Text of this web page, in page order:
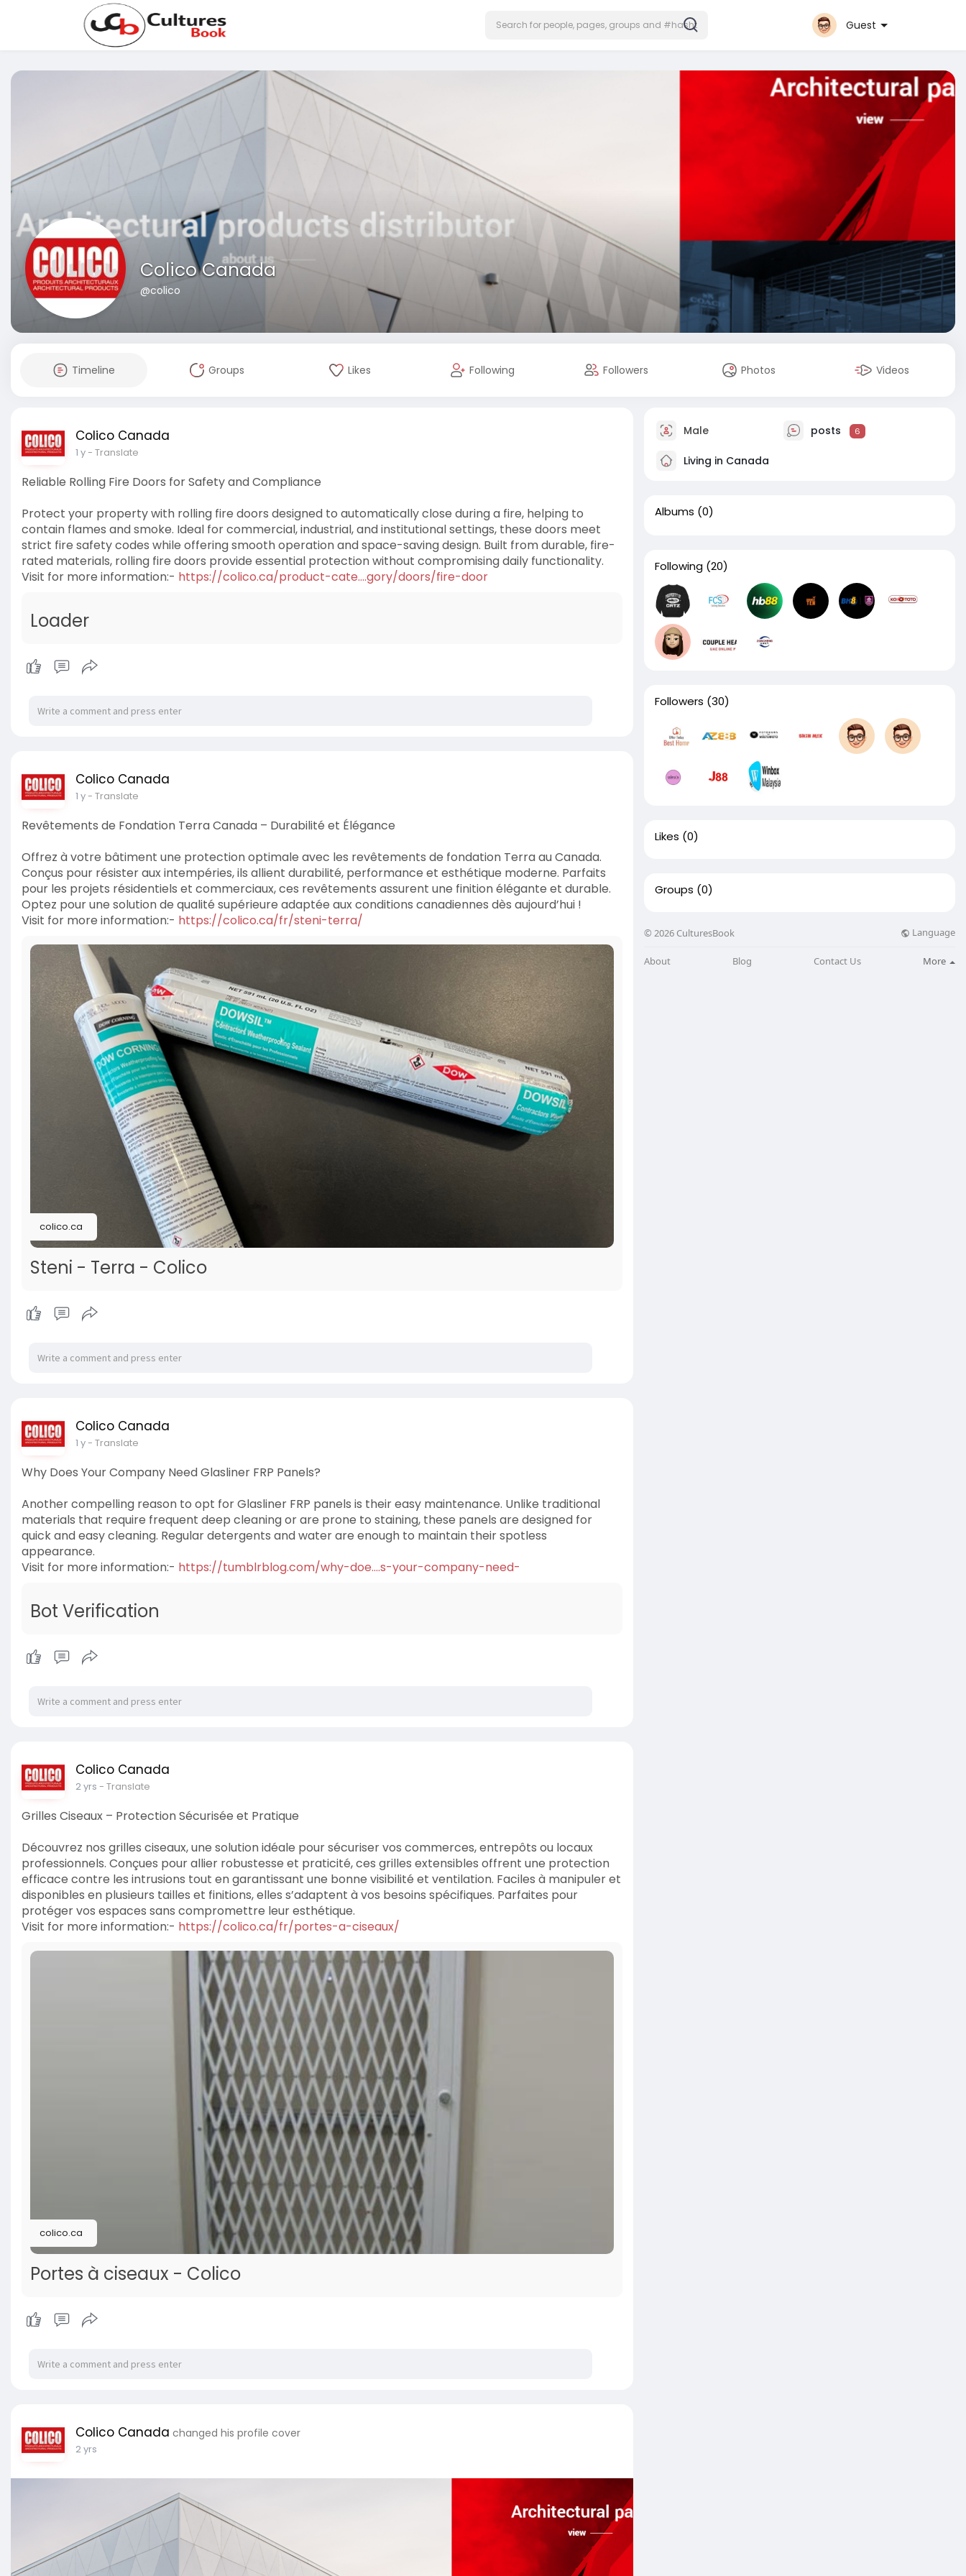
Guest
Colico Canada
@colico
Timeline Groups Likes Following Followers Photos Videos
Colico Canada
1 y- Translate
Reliable Rolling Fire Doors for Safety and Compliance
Protect your property with rolling fire doors designed to automatically close during a fire, helping to
contain flames and smoke. Ideal for commercial, industrial, and institutional settings, these doors meet
strict fire safety codes while offering smooth operation and space-saving design. Built from durable, fire-
rated materials, rolling fire doors provide essential protection without compromising daily functionality.
Visit for more information:- https://colico.ca/product-cate....gory/doors/fire-door
Loader
Colico Canada
1 y- Translate
Revêtements de Fondation Terra Canada – Durabilité et Élégance
Offrez à votre bâtiment une protection optimale avec les revêtements de fondation Terra au Canada.
Conçus pour résister aux intempéries, ils allient durabilité, performance et esthétique moderne. Parfaits
pour les projets résidentiels et commerciaux, ces revêtements assurent une finition élégante et durable.
Optez pour une solution de qualité supérieure adaptée aux conditions canadiennes dès aujourd’hui !
Visit for more information:- https://colico.ca/fr/steni-terra/
colico.ca
Steni - Terra - Colico
Colico Canada
1 y- Translate
Why Does Your Company Need Glasliner FRP Panels?
Another compelling reason to opt for Glasliner FRP panels is their easy maintenance. Unlike traditional
materials that require frequent deep cleaning or are prone to staining, these panels are designed for
quick and easy cleaning. Regular detergents and water are enough to maintain their spotless
appearance.
Visit for more information:- https://tumblrblog.com/why-doe....s-your-company-need-
Bot Verification
Colico Canada
2 yrs - Translate
Grilles Ciseaux – Protection Sécurisée et Pratique
Découvrez nos grilles ciseaux, une solution idéale pour sécuriser vos commerces, entrepôts ou locaux
professionnels. Conçues pour allier robustesse et praticité, ces grilles extensibles offrent une protection
efficace contre les intrusions tout en garantissant une bonne visibilité et ventilation. Faciles à manipuler et
disponibles en plusieurs tailles et finitions, elles s’adaptent à vos besoins spécifiques. Parfaites pour
protéger vos espaces sans compromettre leur esthétique.
Visit for more information:- https://colico.ca/fr/portes-a-ciseaux/
colico.ca
Portes à ciseaux - Colico
Colico Canada changed his profile cover
2 yrs
Male posts 6
Living in Canada
Albums (0)
Following (20)
Followers (30)
Likes (0)
Groups (0)
© 2026 CulturesBook Language
About Blog Contact Us More